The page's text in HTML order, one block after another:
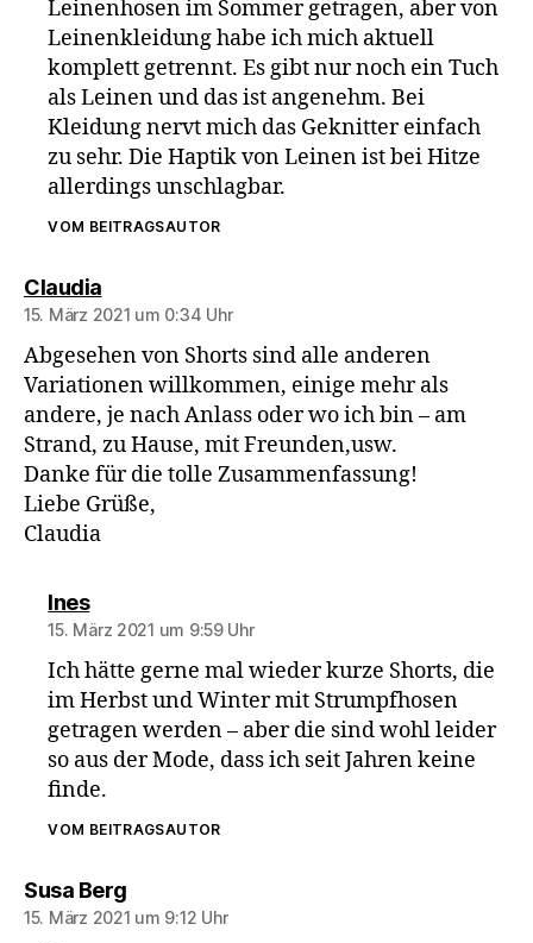
Leinenhosen im Sommer getragen, aber von
Leinenkleidung habe ich mich aktuell
komplett getrennt. Es gibt nur noch ein Tuch
als Leinen und das ist angenehm. Bei
Kleidung nervt mich das Geknitter einfach
zu sehr. Die Haptik von Leinen ist bei Hitze
allerdings unschlagbar.
VOM BEITRAGSAUTOR
Claudiasagt:
15. März 2021 um 0:34 Uhr
Abgesehen von Shorts sind alle anderen
Variationen willkommen, einige mehr als
andere, je nach Anlass oder wo ich bin – am
Strand, zu Hause, mit Freunden,usw.
Danke für die tolle Zusammenfassung!
Liebe Grüße,
Claudia
Inessagt:
15. März 2021 um 9:59 Uhr
Ich hätte gerne mal wieder kurze Shorts, die
im Herbst und Winter mit Strumpfhosen
getragen werden – aber die sind wohl leider
so aus der Mode, dass ich seit Jahren keine
finde.
VOM BEITRAGSAUTOR
Susa Bergsagt:
15. März 2021 um 9:12 Uhr